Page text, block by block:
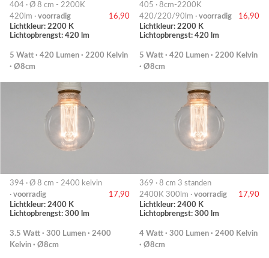
404 · Ø 8 cm - 2200K
420lm · voorradig
16,90
Lichtkleur: 2200 K
Lichtopbrengst: 420 lm
5 Watt · 420 Lumen · 2200 Kelvin
· Ø8cm
405 · 8cm-2200K
420/220/90lm · voorradig
16,90
Lichtkleur: 2200 K
Lichtopbrengst: 420 lm
5 Watt · 420 Lumen · 2200 Kelvin
· Ø8cm
394 · Ø 8 cm - 2400 kelvin
· voorradig
17,90
Lichtkleur: 2400 K
Lichtopbrengst: 300 lm
3.5 Watt · 300 Lumen · 2400
Kelvin · Ø8cm
369 · 8 cm 3 standen
2400K 300lm · voorradig
17,90
Lichtkleur: 2400 K
Lichtopbrengst: 300 lm
4 Watt · 300 Lumen · 2400 Kelvin
· Ø8cm